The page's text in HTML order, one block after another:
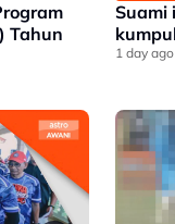
Tahun
Suami
1 day ago